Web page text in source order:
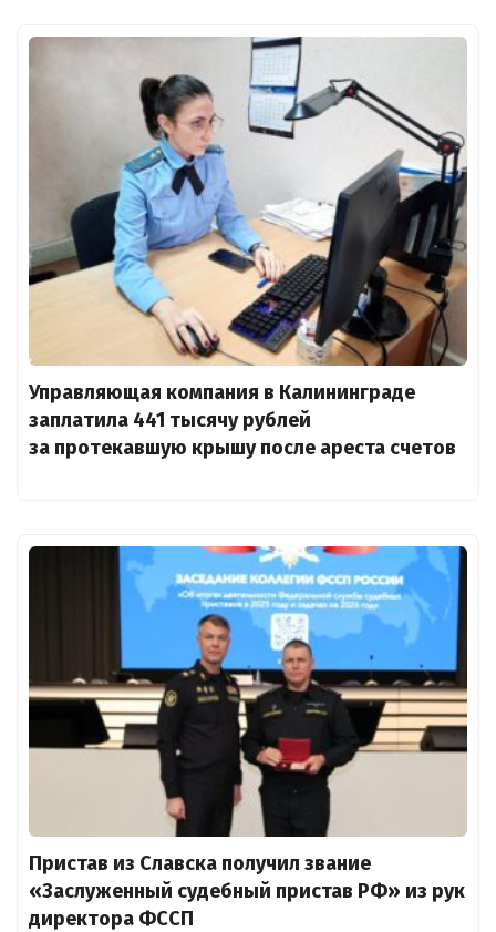
Управляющая компания в Калининграде
заплатила 441 тысячу рублей
за протекавшую крышу после ареста счетов
Пристав из Славска получил звание
«Заслуженный судебный пристав РФ» из рук
директора ФССП